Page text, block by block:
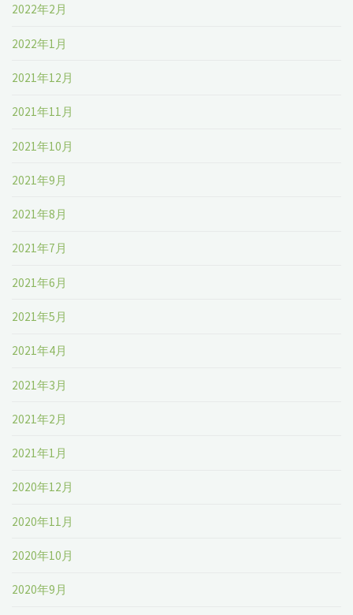
2022年2月
2022年1月
2021年12月
2021年11月
2021年10月
2021年9月
2021年8月
2021年7月
2021年6月
2021年5月
2021年4月
2021年3月
2021年2月
2021年1月
2020年12月
2020年11月
2020年10月
2020年9月